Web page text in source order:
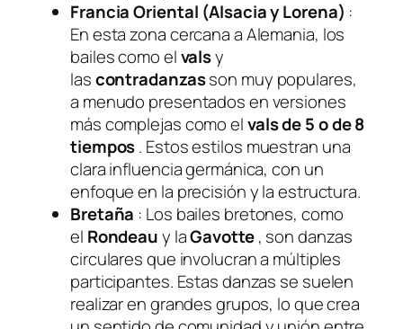
Francia Oriental (Alsacia y Lorena) :
En esta zona cercana a Alemania, los
bailes como elvalsy
lascontradanzasson muy populares,
a menudo presentados en versiones
más complejas como elvals de 5 o de 8
tiempos. Estos estilos muestran una
clara influencia germánica, con un
enfoque en la precisión y la estructura.
Bretaña : Los bailes bretones, como
el Rondeauy laGavotte, son danzas
circulares que involucran a múltiples
participantes. Estas danzas se suelen
realizar en grandes grupos, lo que crea